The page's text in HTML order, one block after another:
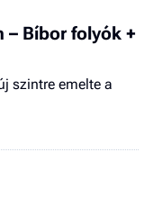
Bíbor folyók +
szintre emelte a